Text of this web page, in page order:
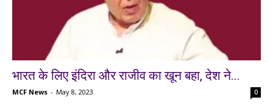
भारत के लिए इंदिरा और राजीव का खून बहा, देश ने...
MCF News - May 8, 2023 0